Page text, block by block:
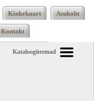
Kinkekaart Asukoht
Kontakt
Kataloogiteemad